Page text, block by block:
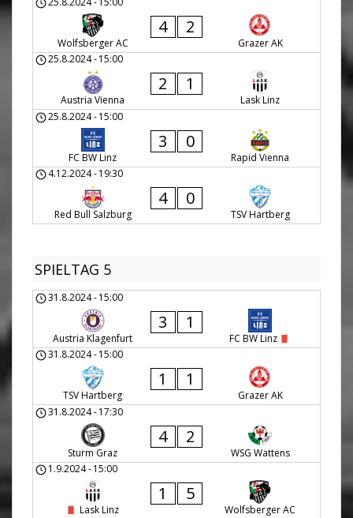
Wolfsberger AC
4 2
Grazer AK
25.8.2024-15:00
Austria Vienna
2 1
Lask Linz
25.8.2024-15:00
FC BW Linz
3 0
Rapid Vienna
4.12.2024-19:30
Red Bull Salzburg
4 0
TSV Hartberg
SPIELTAG 5
31.8.2024-15:00
Austria Klagenfurt
3 1
FC BW Linz
31.8.2024-15:00
TSV Hartberg
1 1
Grazer AK
31.8.2024-17:30
Sturm Graz
4 2
WSG Wattens
1.9.2024-15:00
Lask Linz
1 5
Wolfsberger AC